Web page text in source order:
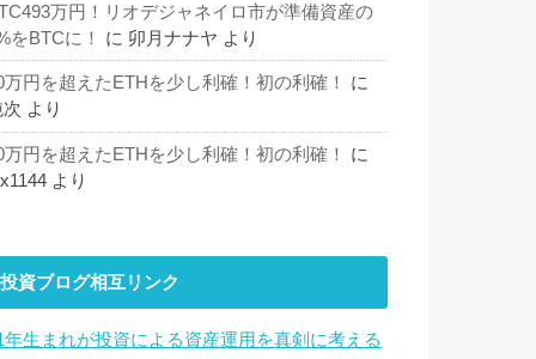
万円！リオデジャネイロ市が準備資産の
をBTCに！
に 卯月ナナヤ より
万円を超えたETHを少し利確！初の利確！
に
より
万円を超えたETHを少し利確！初の利確！
に
より
投資ブログ相互リンク
年生まれが投資による資産運用を真剣に考える